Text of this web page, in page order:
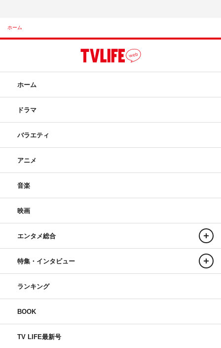
ホーム
ホーム
ドラマ
バラエティ
アニメ
音楽
映画
エンタメ総合
特集・インタビュー
ランキング
BOOK
TV LIFE最新号